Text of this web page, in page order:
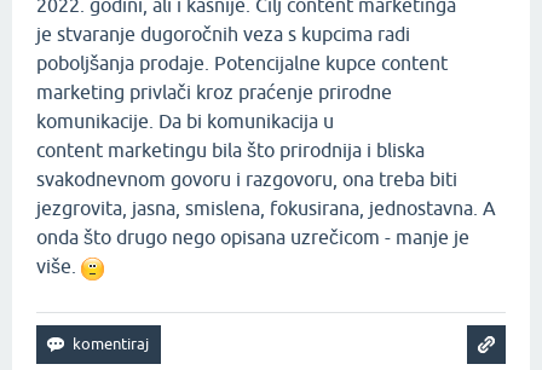
2022. godini, ali i kasnije. Cilj content marketinga
je stvaranje dugoročnih veza s kupcima radi
poboljšanja prodaje. Potencijalne kupce content
marketing privlači kroz praćenje prirodne
komunikacije. Da bi komunikacija u
content marketingu bila što prirodnija i bliska
svakodnevnom govoru i razgovoru, ona treba biti
jezgrovita, jasna, smislena, fokusirana, jednostavna. A
onda što drugo nego opisana uzrečicom - manje je
više.